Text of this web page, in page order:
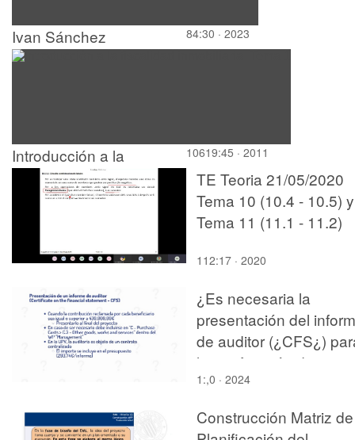
Ivan Sánchez
.Batlleiroig.Ciutat de
84:30 · 2023
Introducción a la
fiscalidad inmobiliaria.
Tema 1
10619:45 · 2011
TE Teoria 21/05/2020
Tema 10 (10.4 - 10.5) y
Tema 11 (11.1 - 11.2)
112:17 · 2020
¿Es necesaria la
presentación del
de auditor (¿CFS¿)
la justificación de estas
ayudas?
1:,0 · 2024
Construcción Matriz de